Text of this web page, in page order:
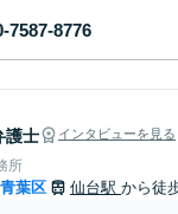
護士 インタビューを見る
所
葉区 仙台駅 から徒